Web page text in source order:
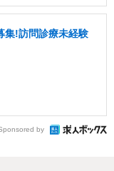
集!訪問診療未経験
by